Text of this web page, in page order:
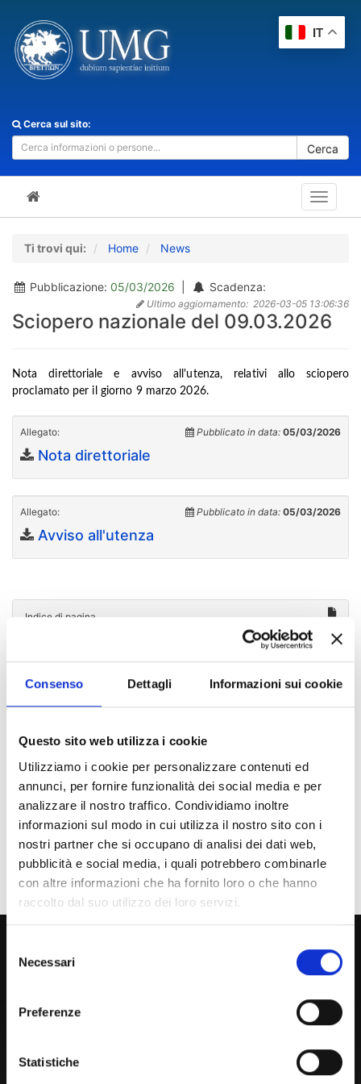
Consenso Dettagli Informazioni sui cookie
Questo sito web utilizza i cookie
Utilizziamo i cookie per personalizzare contenuti ed
annunci, per fornire funzionalità dei social media e per
analizzare il nostro traffico. Condividiamo inoltre
informazioni sul modo in cui utilizza il nostro sito con i
nostri partner che si occupano di analisi dei dati web,
pubblicità e social media, i quali potrebbero combinarle
con altre informazioni che ha fornito loro o che hanno
raccolto dal suo utilizzo dei loro servizi.
delNecessari
Preferenze
Statistiche
Cerca sul sito:
Cerca
Toggle
Ti trovi qui: Home News
Pubblicazione: 05/03/2026 Scadenza:
Ultimo aggiornamento: 2026-03-05 13:06:36
Sciopero nazionale del 09.03.2026
Nota direttoriale e avviso all'utenza, relativi allo sciopero
proclamato per il giorno 9 marzo 2026.
Allegato: Pubblicato in data: 05/03/2026
Nota direttoriale
Allegato: Pubblicato in data: 05/03/2026
Avviso all'utenza
Indice di pagina
Studente Internazionale
Laureato
Personale
Ente o Impresa
Lun. - Ven. dalle 09:00 alle 18:00 e Sab. dalle 9:00 alle 13:00
Portale Amministrazione Trasparente (PAT in fase di
IT